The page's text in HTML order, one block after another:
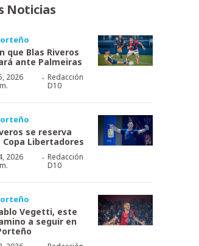
Noticias
que Blas Riveros
ante Palmeiras
2026
· Redacción
D10
se reserva
Copa Libertadores
2026
· Redacción
D10
Vegetti, este
a seguir en